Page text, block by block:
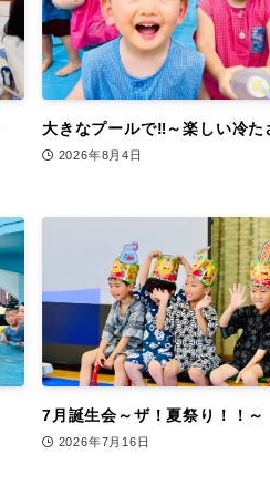
大きなプールで‼～楽しい冷た
2026年8月4日
7月誕生会～ザ！夏祭り！！～
2026年7月16日